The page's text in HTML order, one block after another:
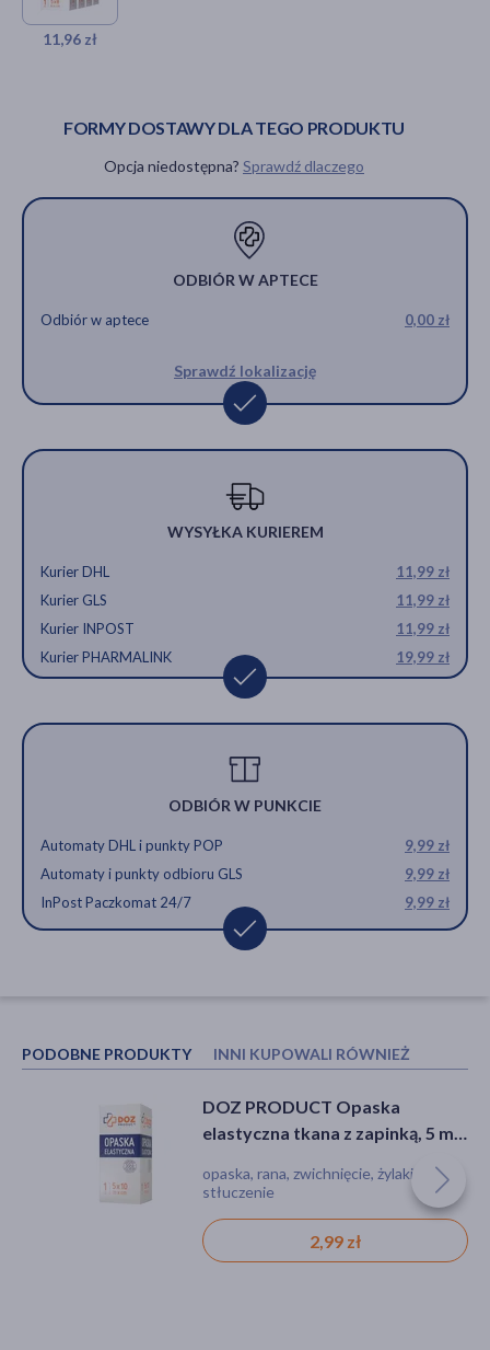
11,96 zł
FORMY DOSTAWY DLA TEGO PRODUKTU
Opcja niedostępna? Sprawdź dlaczego
ODBIÓR W APTECE
Odbiór w aptece 0,00 zł
Sprawdź lokalizację
WYSYŁKA KURIEREM
Kurier DHL
11,99 zł
Kurier GLS
11,99 zł
Kurier INPOST
11,99 zł
Kurier PHARMALINK
19,99 zł
ODBIÓR W PUNKCIE
Automaty DHL i punkty POP
9,99 zł
Automaty i punkty odbioru GLS
9,99 zł
InPost Paczkomat 24/7
9,99 zł
PODOBNE PRODUKTY INNI KUPOWALI RÓWNIEŻ
DOZ PRODUCT Opaska
elastyczna tkana z zapinką, 5 m x
opaska, rana, zwichnięcie, żylaki,
stłuczenie
2,99 zł
DOZ PRODUCT Opaska
elastyczna tkana z zapinką, 5 m x
opaska, rana, zwichnięcie, żylaki,
stłuczenie
2,99 zł